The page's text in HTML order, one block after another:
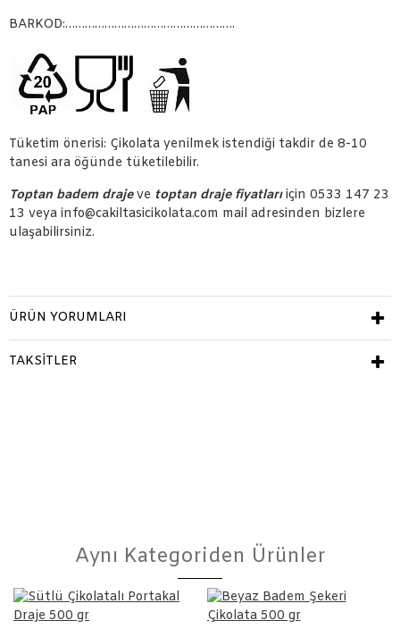
BARKOD:…………………………………………….
Tüketim önerisi: Çikolata yenilmek istendiği takdir de 8-10
tanesi ara öğünde tüketilebilir.
Toptan badem drajeve toptan draje fiyatlarıiçin 0533 147 23
13 veya info@cakiltasicikolata.com mail adresinden bizlere
ulaşabilirsiniz.
ÜRÜN YORUMLARI
TAKSITLER
Aynı Kategoriden Ürünler